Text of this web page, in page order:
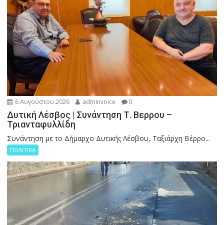
6 Αυγούστου 2026 adminvoice 0
Δυτική Λέσβος | Συνάντηση Τ. Βερρου –
Τριανταφυλλίδη
Συνάντηση με το Δήμαρχο Δυτικής Λέσβου, Ταξιάρχη Βέρρο...
ΠΟΛΙΤΙΚΑ